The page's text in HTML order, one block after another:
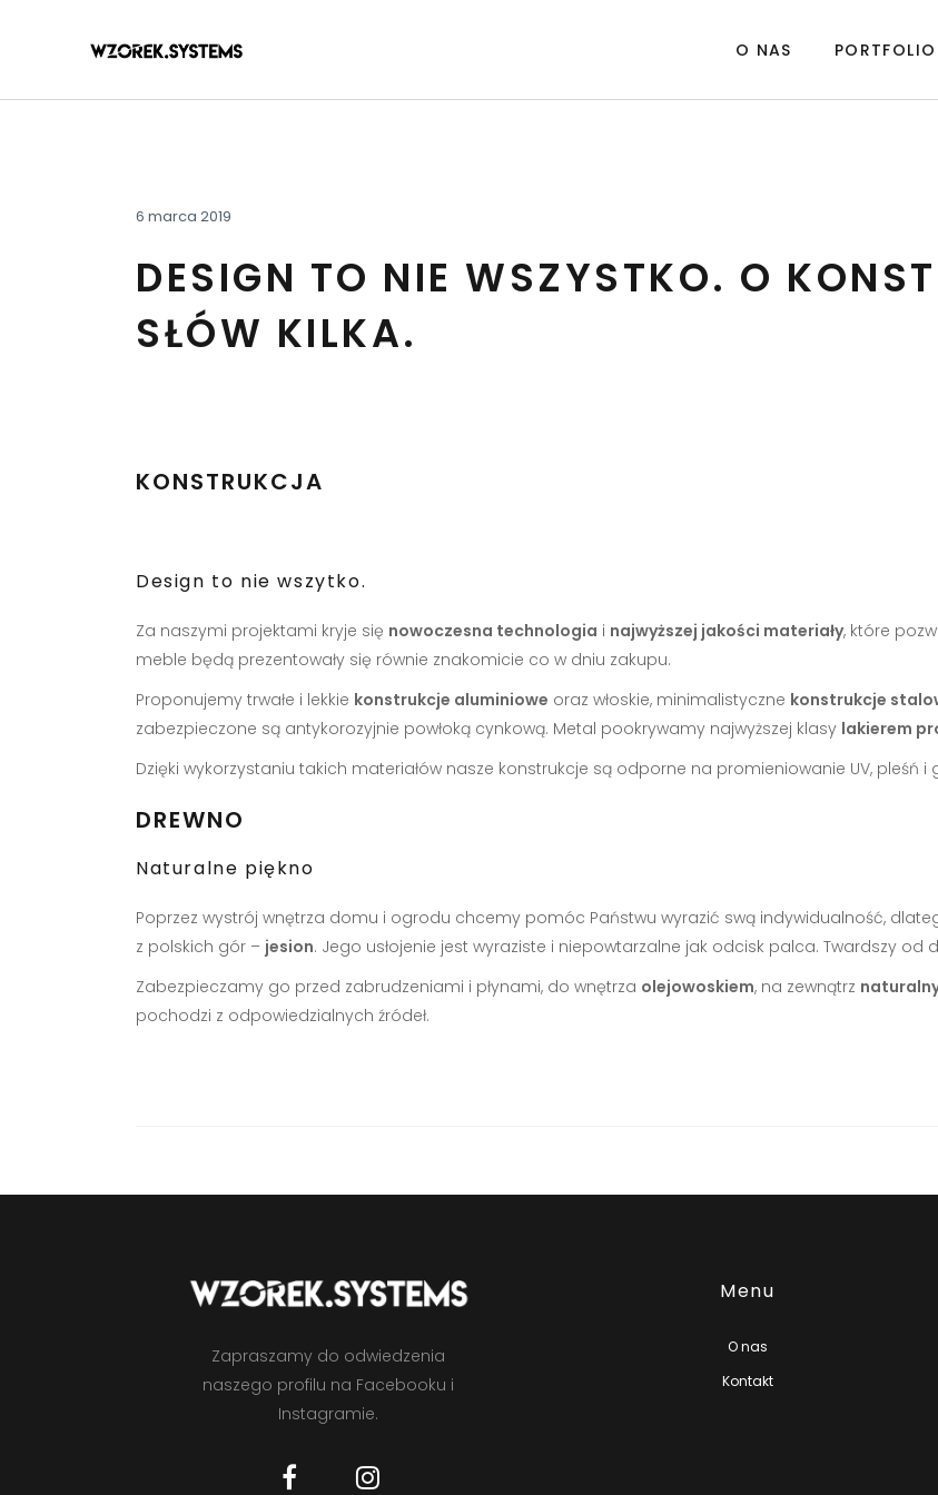
O NAS PORTFOLIO
6 marca 2019
DESIGN TO NIE WSZYSTKO. O
SŁÓW KILKA.
KONSTRUKCJA
Design to nie wszytko.
Za naszymi projektami kryje się nowoczesna technologia i najwyższej jakości materiały, które
meble będą prezentowały się równie znakomicie co w dniu zakupu.
Proponujemy trwałe i lekkie konstrukcje aluminiowe oraz włoskie, minimalistyczne konstrukcje
zabezpieczone są antykorozyjnie powłoką cynkową. Metal pookrywamy najwyższej klasy lakierem
Dzięki wykorzystaniu takich materiałów nasze konstrukcje są odporne na promieniowanie UV, pleśń i
DREWNO
Naturalne piękno
Poprzez wystrój wnętrza domu i ogrodu chcemy pomóc Państwu wyrazić swą indywidualność,
z polskich gór – jesion. Jego usłojenie jest wyraziste i niepowtarzalne jak odcisk palca. Twardszy
Zabezpieczamy go przed zabrudzeniami i płynami, do wnętrza olejowoskiem, na zewnątrz
pochodzi z odpowiedzialnych źródeł.
Zapraszamy do odwiedzenia
naszego profilu na Facebooku i
Instagramie.
Menu
O nas
Kontakt